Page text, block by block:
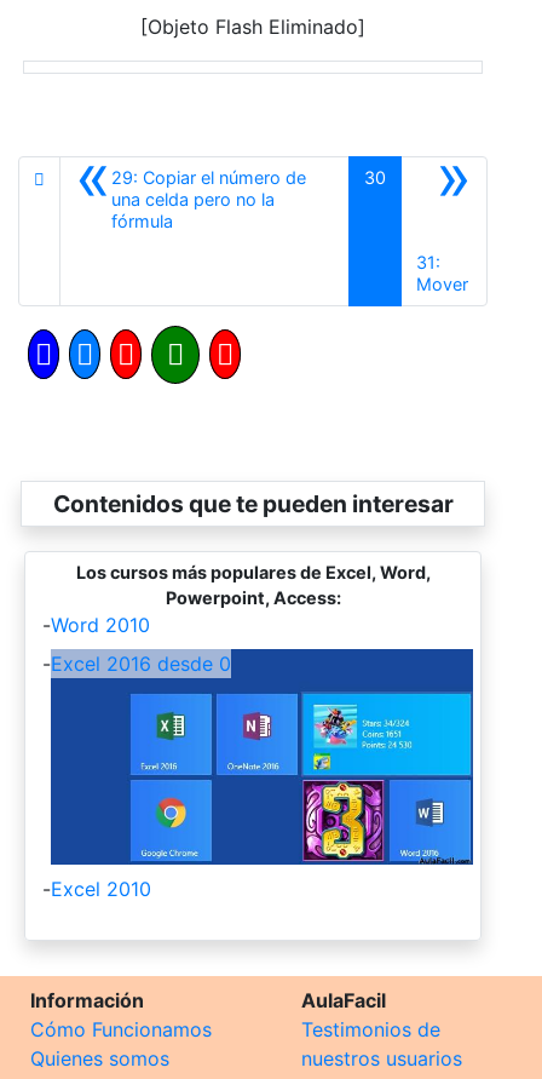
[Objeto Flash Eliminado]
«29: Copiar el número de
una celda pero no la
fórmula
30 »
31:
MoverSiguiente
Contenidos que te pueden interesar
Los cursos más populares de Excel, Word,
Powerpoint, Access:
-Word 2010
-Excel 2016 desde 0
-Excel 2010
Información
Cómo Funcionamos
Quienes somos
AulaFacil
Testimonios de
nuestros usuarios